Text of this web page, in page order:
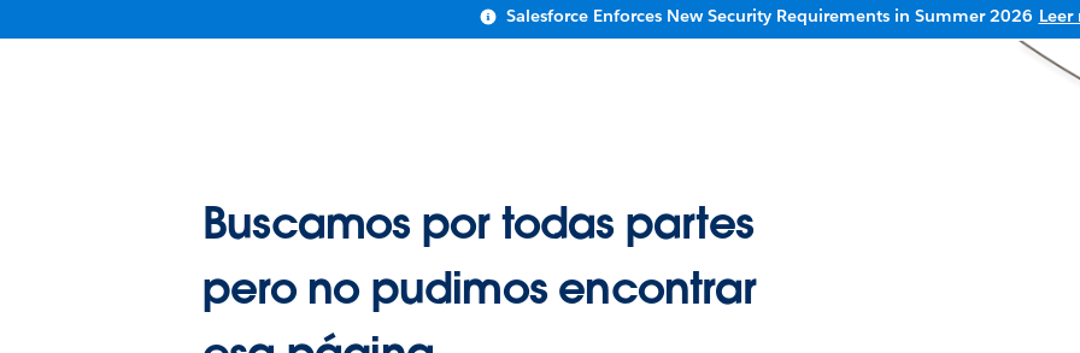
Salesforce Enforces New Security Requirements in Summer 2026 Leer
Buscamos por todas partes
pero no pudimos encontrar